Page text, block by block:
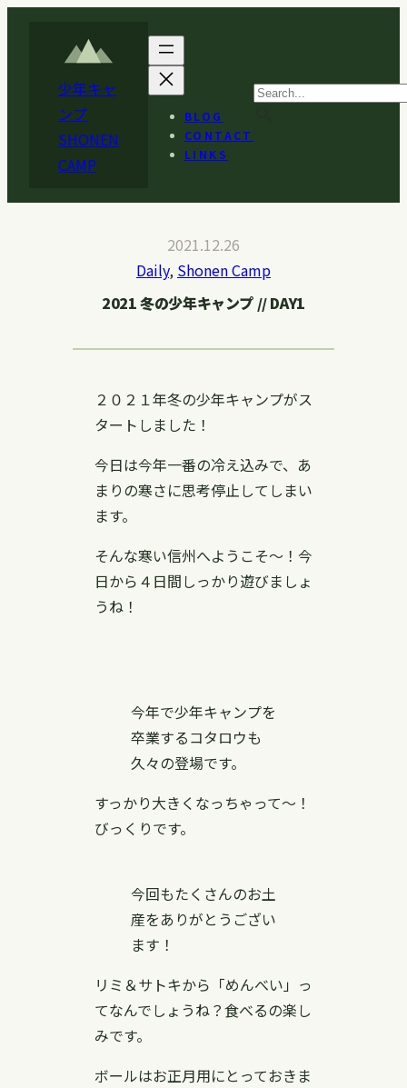
少年キャ
ンプ
SHONEN
CAMP
BLOG
CONTACT
LINKS
2021.12.26
Daily, Shonen Camp
2021 冬の少年キャンプ // DAY1
２０２１年冬の少年キャンプがス
タートしました！
今日は今年一番の冷え込みで、あ
まりの寒さに思考停止してしまい
ます。
そんな寒い信州へようこそ〜！今
日から４日間しっかり遊びましょ
うね！
今年で少年キャンプを
卒業するコタロウも
久々の登場です。
すっかり大きくなっちゃって〜！
びっくりです。
今回もたくさんのお土
産をありがとうござい
ます！
リミ＆サトキから「めんべい」っ
てなんでしょうね？食べるの楽し
みです。
ボールはお正月用にとっておきま